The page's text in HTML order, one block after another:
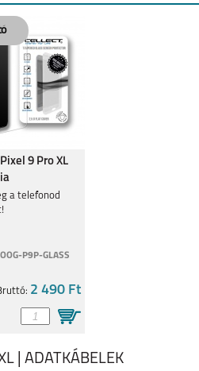
9 Pro XL
a telefonod
P9P-GLASS
2 490 Ft
| ADATKÁBELEK